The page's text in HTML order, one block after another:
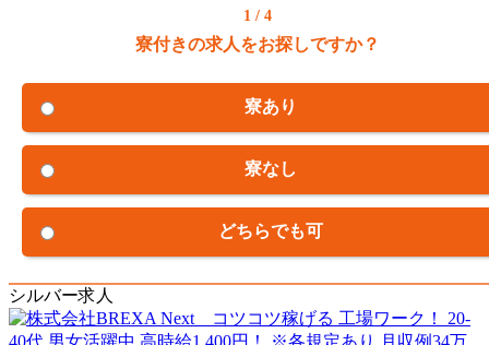
1 / 4
寮付きの求人をお探しですか？
寮あり
寮なし
どちらでも可
シルバー求人